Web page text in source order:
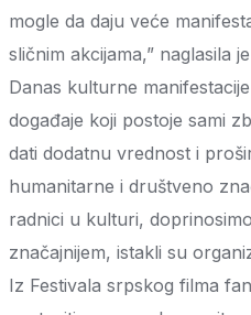
mogle da daju veće
sličnim akcijama,” naglasila je
Danas kulturne
događaje koji postoje sami
dati dodatnu vrednost i
humanitarne i društveno
radnici u kulturi,
značajnijem, istakli su
Iz Festivala srpskog filma